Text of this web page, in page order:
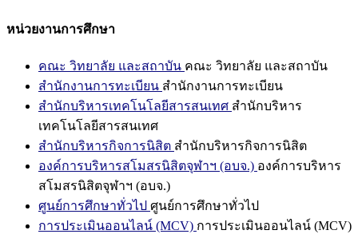
หน่วยงานการศึกษา
คณะ วิทยาลัย และสถาบัน คณะ วิทยาลัย และสถาบัน
สำนักงานการทะเบียน สำนักงานการทะเบียน
สำนักบริหารเทคโนโลยีสารสนเทศ สำนักบริหาร
เทคโนโลยีสารสนเทศ
สำนักบริหารกิจการนิสิต สำนักบริหารกิจการนิสิต
องค์การบริหารสโมสรนิสิตจุฬาฯ (อบจ.) องค์การบริหาร
สโมสรนิสิตจุฬาฯ (อบจ.)
ศูนย์การศึกษาทั่วไป ศูนย์การศึกษาทั่วไป
การประเมินออนไลน์ (MCV) การประเมินออนไลน์ (MCV)